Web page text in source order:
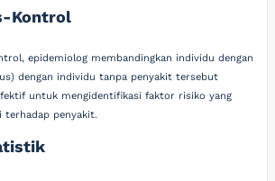
Kontrol
epidemiolog membandingkan individu dengan
dengan individu tanpa penyakit tersebut
untuk mengidentifikasi faktor risiko yang
terhadap penyakit.